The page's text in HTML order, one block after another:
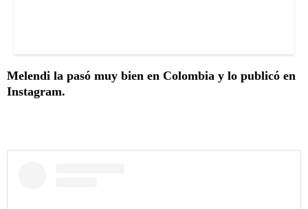
Melendi la pasó muy bien en Colombia y lo publicó en
Instagram.